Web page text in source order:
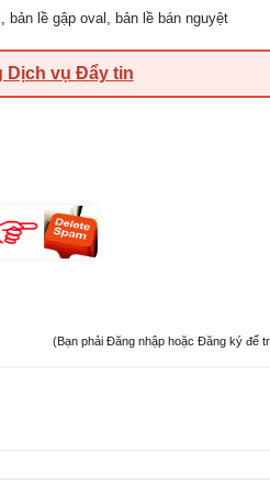
, bản lề gập oval , bản lề bán nguyệt
Dịch vụ Đẩy tin
(Bạn phải Đăng nhập hoặc Đăng ký để